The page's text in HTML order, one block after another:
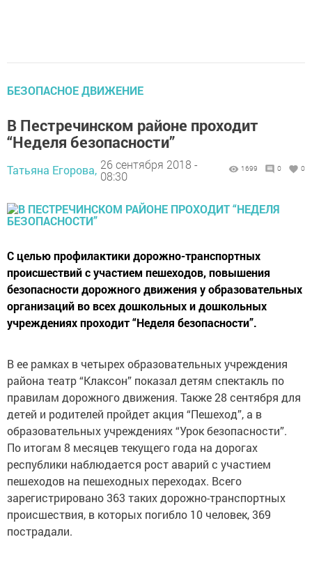
БЕЗОПАСНОЕ ДВИЖЕНИЕ
В Пестречинском районе проходит
“Неделя безопасности”
Татьяна Егорова, 26 сентября 2018 -
08:30
1699 0 0
С целью профилактики дорожно-транспортных
происшествий с участием пешеходов, повышения
безопасности дорожного движения у образовательных
организаций во всех дошкольных и дошкольных
учреждениях проходит “Неделя безопасности”.
В ее рамках в четырех образовательных учреждения
района театр “Клаксон” показал детям спектакль по
правилам дорожного движения. Также 28 сентября для
детей и родителей пройдет акция “Пешеход”, а в
образовательных учреждениях “Урок безопасности”.
По итогам 8 месяцев текущего года на дорогах
республики наблюдается рост аварий с участием
пешеходов на пешеходных переходах. Всего
зарегистрировано 363 таких дорожно-транспортных
происшествия, в которых погибло 10 человек, 369
пострадали.